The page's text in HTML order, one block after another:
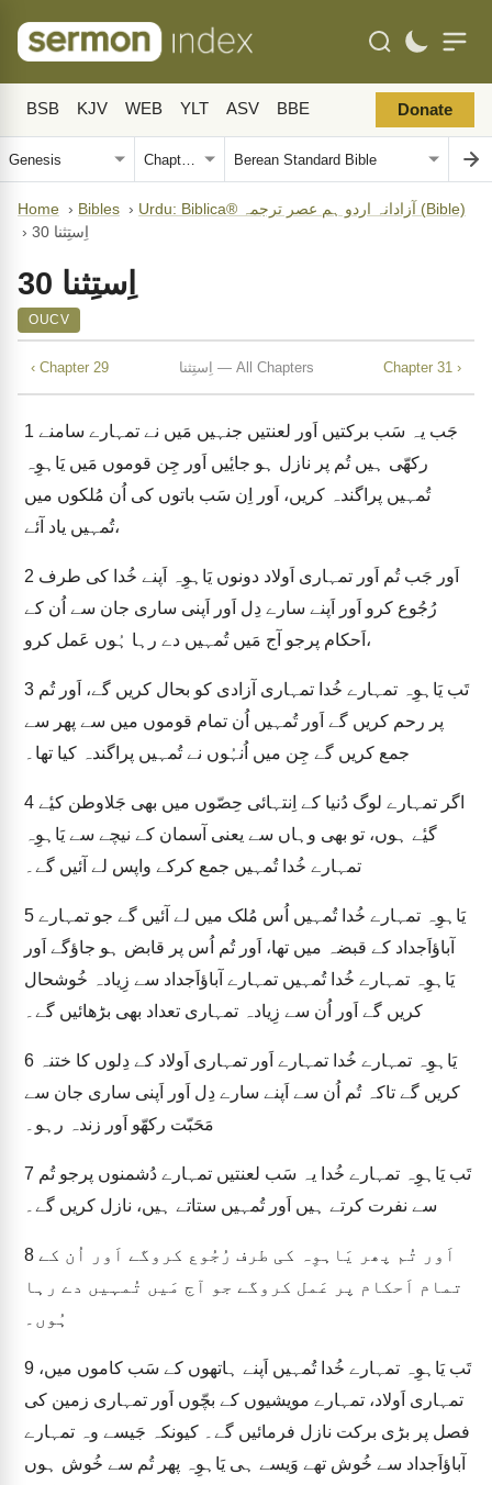
BSB KJV WEB YLT ASV BBE Donate
Home › Bibles ›
Urdu: Biblica® آزادانہ اردو ہم عصر ترجمہ (Bible)
›
اِستِثنا 30
اِستِثنا 30
OUCV
‹ Chapter 29 اِستِثنا — All Chapters Chapter 31 ›
1
رکھّی ہیں تُم پر نازل ہو جایٔیں اَور جِن قوموں مَیں یَاہوِہ
تُمہیں پراگندہ کریں، اَور اِن سَب باتوں کی اُن مُلکوں میں
تُمہیں یاد آئے،
2
رُجُوع کرو اَور اَپنے سارے دِل اَور اَپنی ساری جان سے اُن کے
اَحکام پرجو آج مَیں تُمہیں دے رہا ہُوں عَمل کرو،
3
پر رحم کریں گے اَور تُمہیں اُن تمام قوموں میں سے پھر سے
جمع کریں گے جِن میں اُنہُوں نے تُمہیں پراگندہ کیا تھا۔
4
گیٔے ہوں، تو بھی وہاں سے یعنی آسمان کے نیچے سے یَاہوِہ
تمہارے خُدا تُمہیں جمع کرکے واپس لے آئیں گے۔
5
آباؤاَجداد کے قبضہ میں تھا، اَور تُم اُس پر قابض ہو جاؤگے اَور
یَاہوِہ تمہارے خُدا تُمہیں تمہارے آباؤاَجداد سے زِیادہ خُوشحال
کریں گے اَور اُن سے زِیادہ تمہاری تعداد بھی بڑھائیں گے۔
6
کریں گے تاکہ تُم اُن سے اَپنے سارے دِل اَور اَپنی ساری جان سے
مَحَبّت رکھّو اَور زندہ رہو۔
7
سے نفرت کرتے ہیں اَور تُمہیں ستاتے ہیں، نازل کریں گے۔
8
تمام اَحکام پر عَمل کروگے جو آج مَیں تُمہیں دے رہا
ہُوں۔
9
تمہاری اَولاد، تمہارے مویشیوں کے بچّوں اَور تمہاری زمین کی
فصل پر بڑی برکت نازل فرمائیں گے۔ کیونکہ جَیسے وہ تمہارے
آباؤاَجداد سے خُوش تھے وَیسے ہی یَاہوِہ پھر تُم سے خُوش ہوں